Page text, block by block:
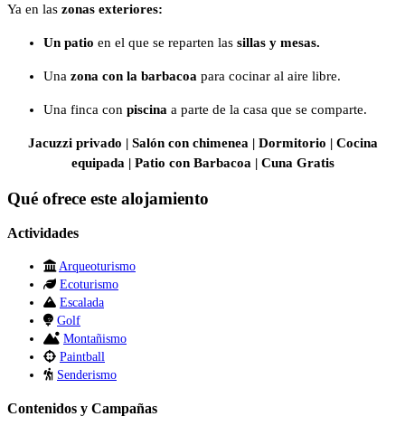
Ya en las zonas exteriores:
Un patio en el que se reparten las sillas y mesas.
Una zona con la barbacoa para cocinar al aire libre.
Una finca con piscina a parte de la casa que se comparte.
Jacuzzi privado | Salón con chimenea | Dormitorio | Cocina
equipada | Patio con Barbacoa | Cuna Gratis
Qué ofrece este alojamiento
Actividades
Arqueoturismo
Ecoturismo
Escalada
Golf
Montañismo
Paintball
Senderismo
Contenidos y Campañas